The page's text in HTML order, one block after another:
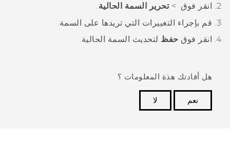
انقر فوق >تحرير السمة الحالية.
قم بإجراء التغييرات التي تريدها على السمة.
انقر فوق حفظ لتحديث السمة الحالية.
هل أفادتك هذة المعلومات ؟
نعم
لا